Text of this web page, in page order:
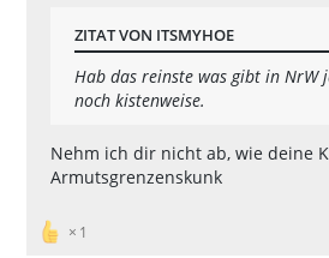
ZITAT VON ITSMYHOE
Hab das reinste was gibt in NrW
noch kistenweise.
Nehm ich dir nicht ab, wie deine
Armutsgrenzenskunk
1